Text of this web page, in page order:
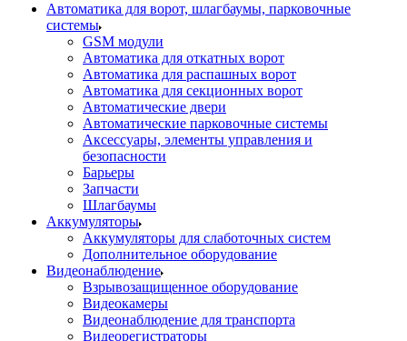
Автоматика для ворот, шлагбаумы, парковочные
системы
GSM модули
Автоматика для откатных ворот
Автоматика для распашных ворот
Автоматика для секционных ворот
Автоматические двери
Автоматические парковочные системы
Аксессуары, элементы управления и
безопасности
Барьеры
Запчасти
Шлагбаумы
Аккумуляторы
Аккумуляторы для слаботочных систем
Дополнительное оборудование
Видеонаблюдение
Взрывозащищенное оборудование
Видеокамеры
Видеонаблюдение для транспорта
Видеорегистраторы